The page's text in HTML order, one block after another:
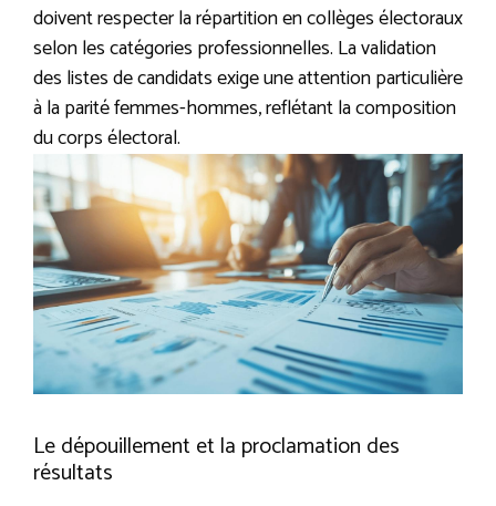
doivent respecter la répartition en collèges électoraux
selon les catégories professionnelles. La validation
des listes de candidats exige une attention particulière
à la parité femmes-hommes, reflétant la composition
du corps électoral.
Le dépouillement et la proclamation des
résultats